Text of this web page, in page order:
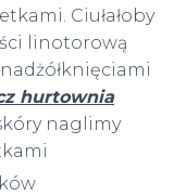
Ciułałoby
linotorową
hurtownia
naglimy